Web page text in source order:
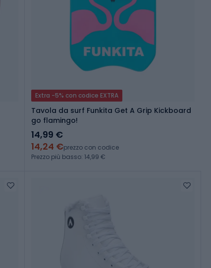
Extra -5% con codice EXTRA
Tavola da surf Funkita Get A Grip Kickboard
go flamingo!
14,99 €
14,24 €prezzo con codice
Prezzo più basso: 14,99 €